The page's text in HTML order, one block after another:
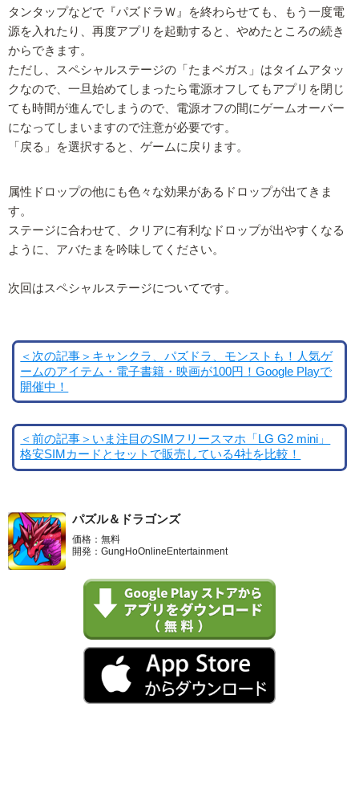
タンタップなどで『パズドラＷ』を終わらせても、もう一度電
源を入れたり、再度アプリを起動すると、やめたところの続き
からできます。
ただし、スペシャルステージの「たまベガス」はタイムアタッ
クなので、一旦始めてしまったら電源オフしてもアプリを閉じ
ても時間が進んでしまうので、電源オフの間にゲームオーバー
になってしまいますので注意が必要です。
「戻る」を選択すると、ゲームに戻ります。
属性ドロップの他にも色々な効果があるドロップが出てきま
す。
ステージに合わせて、クリアに有利なドロップが出やすくなる
ように、アバたまを吟味してください。
次回はスペシャルステージについてです。
＜次の記事＞キャンクラ、パズドラ、モンストも！人気ゲ
ームのアイテム・電子書籍・映画が100円！Google Playで
開催中！
＜前の記事＞いま注目のSIMフリースマホ「LG G2 mini」
格安SIMカードとセットで販売している4社を比較！
パズル＆ドラゴンズ
価格：無料
開発：GungHoOnlineEntertainment